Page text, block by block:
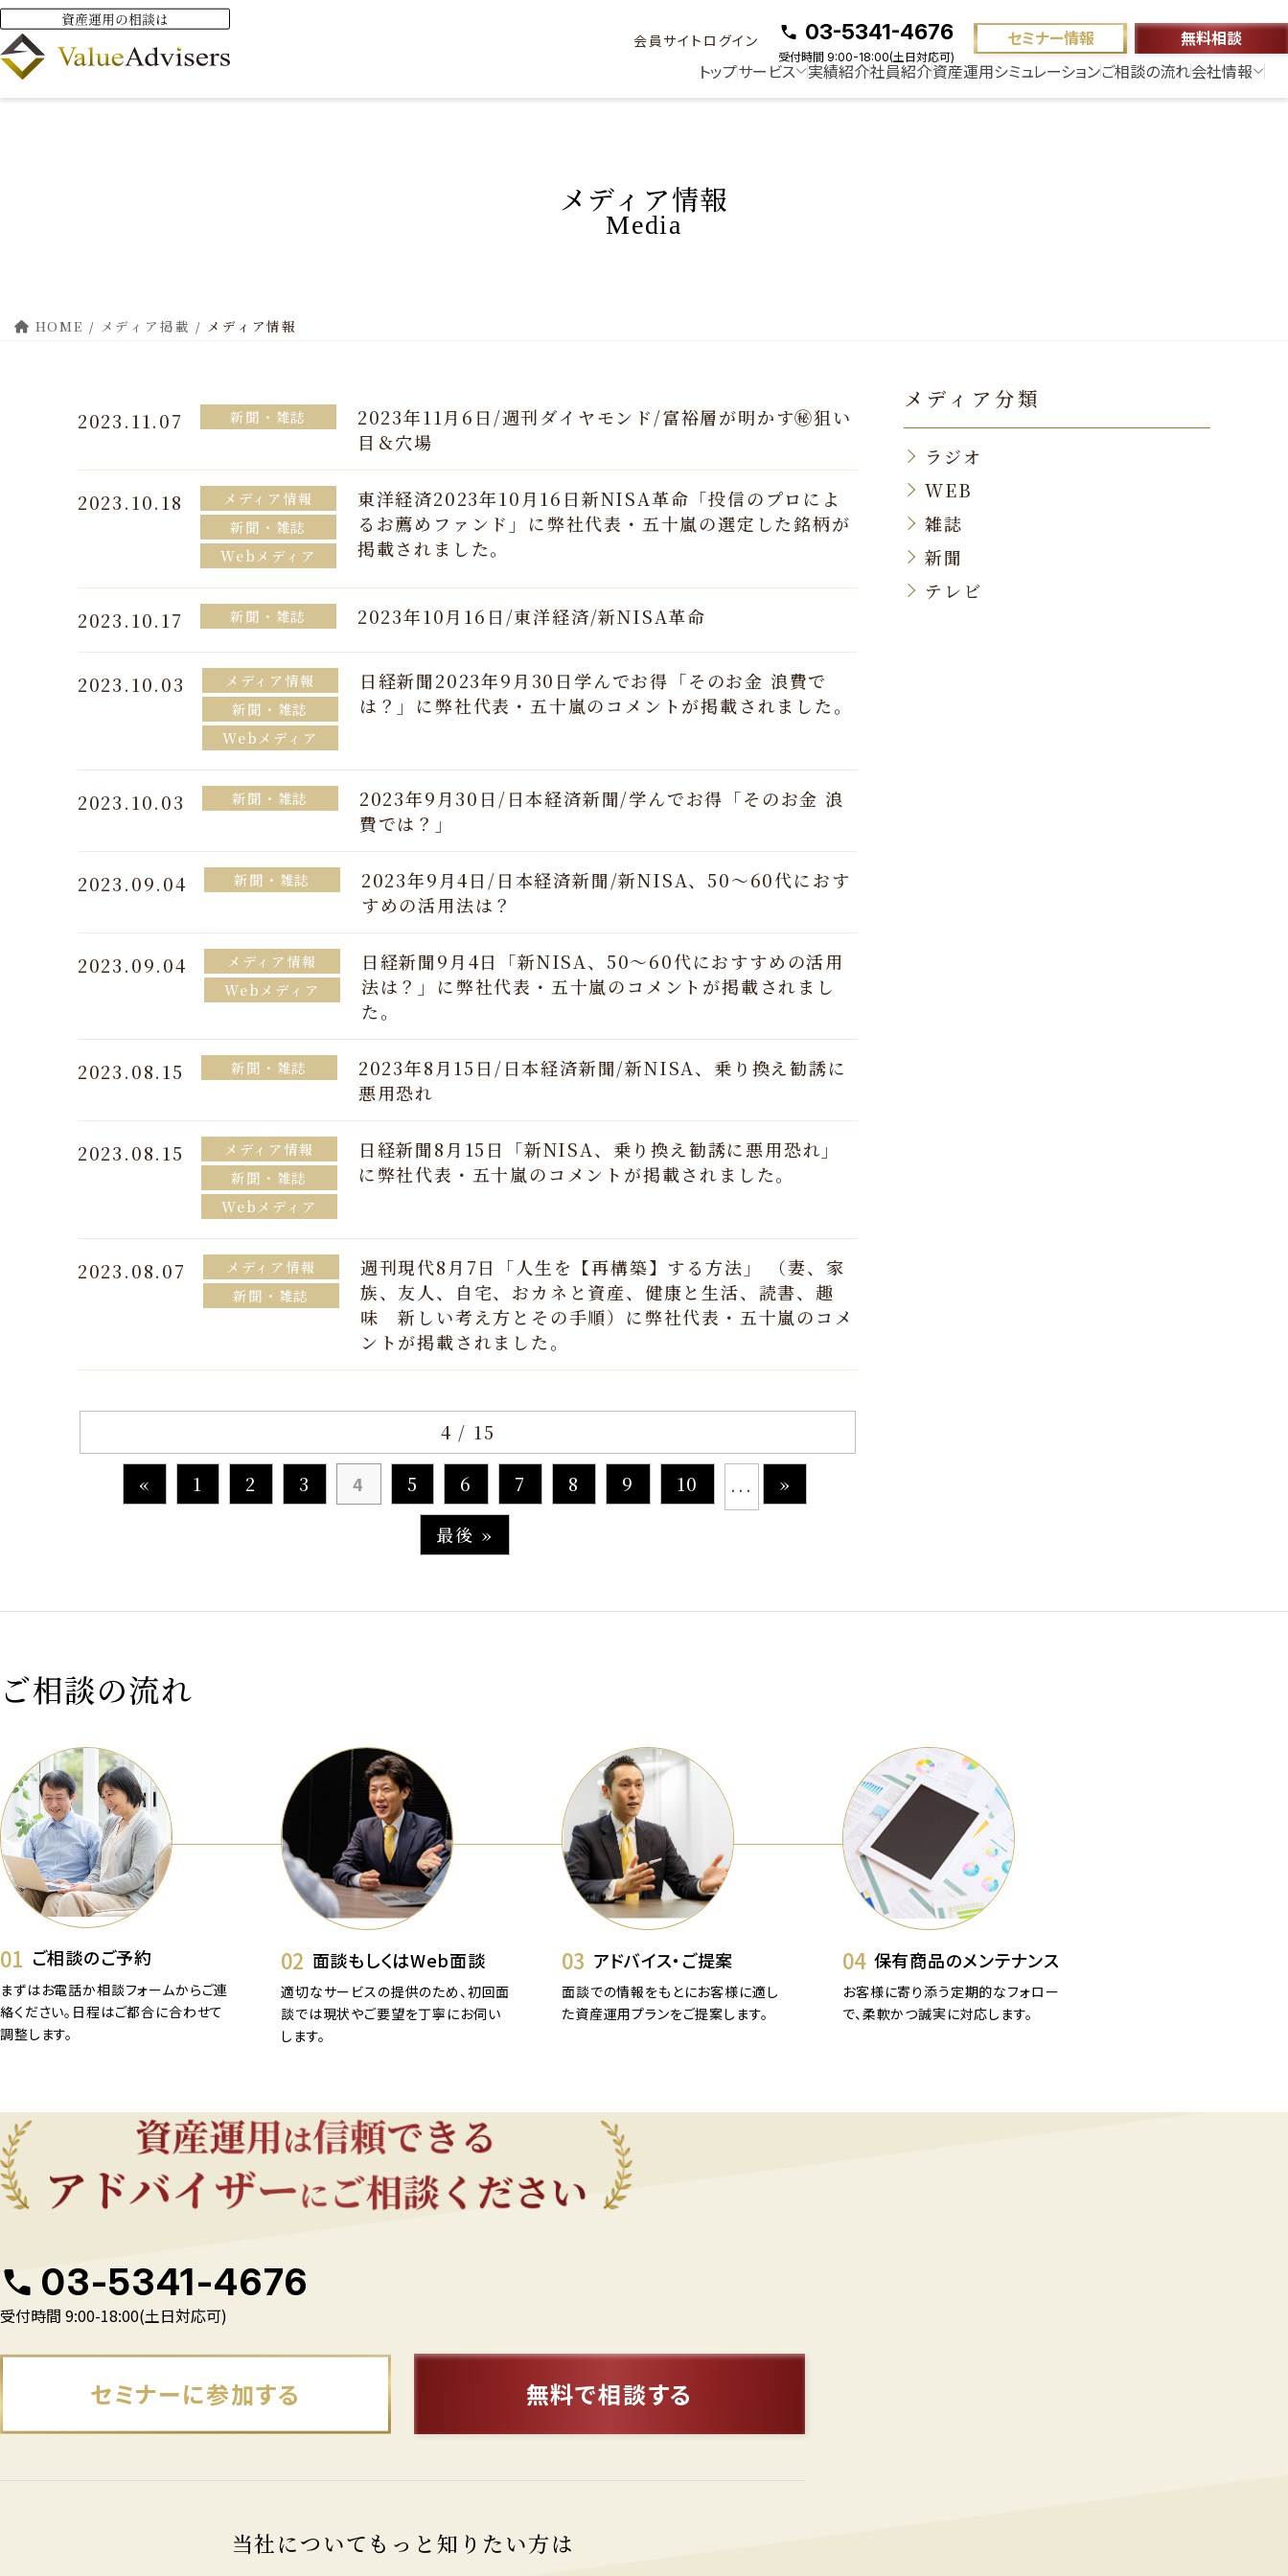
会員サイトログイン 03-5341-4676
受付時間 9:00-18:00(土日対応可)
セミナー情報 無料相談
トップサービス 実績紹介社員紹介資産運用シミュレーションご相談の流れ会社情報
メディア情報
Media
HOME メディア掲載 メディア情報
2023.11.07 新聞・雑誌
2023年11月6日/週刊ダイヤモンド/富裕層が明かす㊙狙い
目＆穴場
2023.10.18
メディア情報
新聞・雑誌
Webメディア
東洋経済2023年10月16日新NISA革命「投信のプロによ
るお薦めファンド」に弊社代表・五十嵐の選定した銘柄が
掲載されました。
2023.10.17 新聞・雑誌 2023年10月16日/東洋経済/新NISA革命
2023.10.03
メディア情報
新聞・雑誌
Webメディア
日経新聞2023年9月30日学んでお得「そのお金 浪費で
は？」に弊社代表・五十嵐のコメントが掲載されました。
2023.10.03 新聞・雑誌
2023年9月30日/日本経済新聞/学んでお得「そのお金 浪
費では？」
2023.09.04 新聞・雑誌
2023年9月4日/日本経済新聞/新NISA、50～60代におす
すめの活用法は？
2023.09.04
メディア情報
Webメディア
日経新聞9月4日「新NISA、50～60代におすすめの活用
法は？」に弊社代表・五十嵐のコメントが掲載されまし
た。
2023.08.15 新聞・雑誌
2023年8月15日/日本経済新聞/新NISA、乗り換え勧誘に
悪用恐れ
2023.08.15
メディア情報
新聞・雑誌
Webメディア
日経新聞8月15日「新NISA、乗り換え勧誘に悪用恐れ」
に弊社代表・五十嵐のコメントが掲載されました。
2023.08.07
メディア情報
新聞・雑誌
週刊現代8月7日「人生を【再構築】する方法」 （妻、家
族、友人、自宅、おカネと資産、健康と生活、読書、趣
味 新しい考え方とその手順）に弊社代表・五十嵐のコメ
ントが掲載されました。
4 / 15
« 1 2 3 4 5 6 7 8 9 10 ... »
最後 »
メディア分類
ラジオ
WEB
雑誌
新聞
テレビ
ご相談の流れ
01 ご相談のご予約
まずはお電話か相談フォームからご連
絡ください。日程はご都合に合わせて
調整します。
02 面談もしくはWeb面談
適切なサービスの提供のため、初回面
談では現状やご要望を丁寧にお伺い
します。
03 アドバイス・ご提案
面談での情報をもとにお客様に適し
た資産運用プランをご提案します。
04 保有商品のメンテナンス
お客様に寄り添う定期的なフォロー
で、柔軟かつ誠実に対応します。
03-5341-4676
受付時間 9:00-18:00(土日対応可)
セミナーに参加する 無料で相談する
当社についてもっと知りたい方は